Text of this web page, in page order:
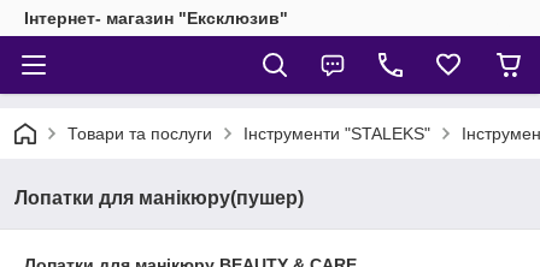
Інтернет- магазин "Ексклюзив"
Товари та послуги Інструменти "STALEKS"
Лопатки для манікюру(пушер)